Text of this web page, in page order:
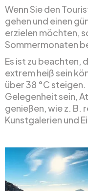
Wenn Sie den
gehen und einen
erzielen möchten,
Sommermonaten
Es ist zu beachten,
extrem heiß sein
über 38 °C
Gelegenheit sein,
genießen, wie z. B.
Kunstgalerien und